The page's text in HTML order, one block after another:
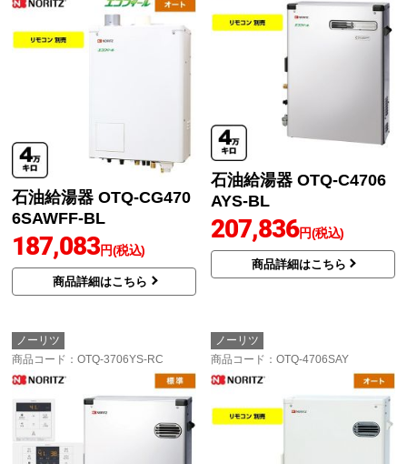
石油給湯器 OTQ-CG470
6SAWFF-BL
187,083円(税込)
商品詳細はこちら
石油給湯器 OTQ-C4706
AYS-BL
207,836円(税込)
商品詳細はこちら
ノーリツ
商品コード ：OTQ-3706YS-RC
ノーリツ
商品コード ：OTQ-4706SAY